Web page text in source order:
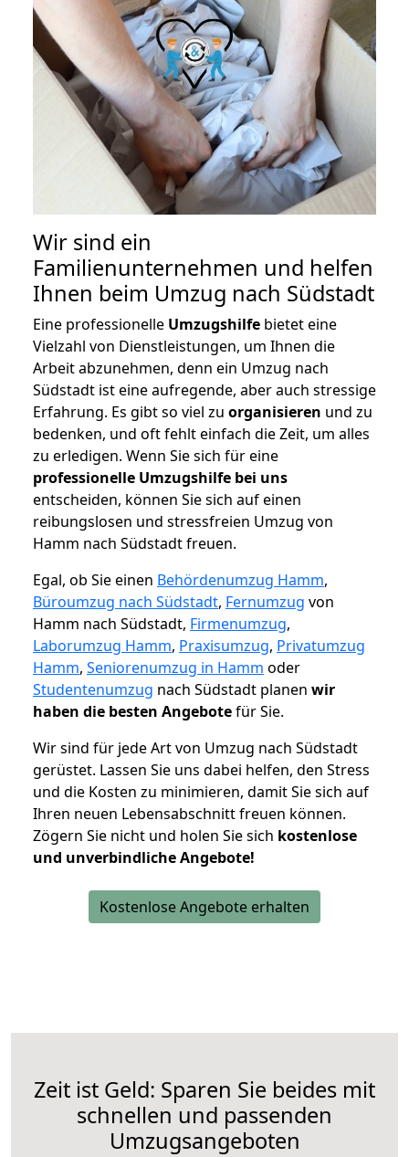
Wir sind ein
Familienunternehmen und helfen
Ihnen beim Umzug nach Südstadt
Eine professionelle Umzugshilfe bietet eine
Vielzahl von Dienstleistungen, um Ihnen die
Arbeit abzunehmen, denn ein Umzug nach
Südstadt ist eine aufregende, aber auch stressige
Erfahrung. Es gibt so viel zu organisieren und zu
bedenken, und oft fehlt einfach die Zeit, um alles
zu erledigen. Wenn Sie sich für eine
professionelle Umzugshilfe bei uns
entscheiden, können Sie sich auf einen
reibungslosen und stressfreien Umzug von
Hamm nach Südstadt freuen.
Egal, ob Sie einen Behördenumzug Hamm,
Büroumzug nach Südstadt, Fernumzug von
Hamm nach Südstadt, Firmenumzug,
Laborumzug Hamm, Praxisumzug, Privatumzug
Hamm, Seniorenumzug in Hamm oder
Studentenumzug nach Südstadt planen wir
haben die besten Angebotefür Sie.
Wir sind für jede Art von Umzug nach Südstadt
gerüstet. Lassen Sie uns dabei helfen, den Stress
und die Kosten zu minimieren, damit Sie sich auf
Ihren neuen Lebensabschnitt freuen können.
Zögern Sie nicht und holen Sie sich kostenlose
und unverbindliche Angebote!
Kostenlose Angebote erhalten
Zeit ist Geld: Sparen Sie beides mit
schnellen und passenden
Umzugsangeboten